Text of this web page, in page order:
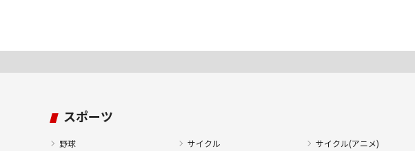
スポーツ
野球 サイクル サイクル(アニメ)